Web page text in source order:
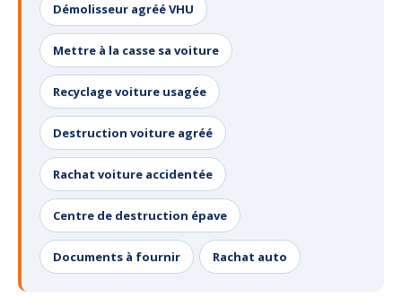
Démolisseur agréé VHU
Mettre à la casse sa voiture
Recyclage voiture usagée
Destruction voiture agréé
Rachat voiture accidentée
Centre de destruction épave
Documents à fournir Rachat auto